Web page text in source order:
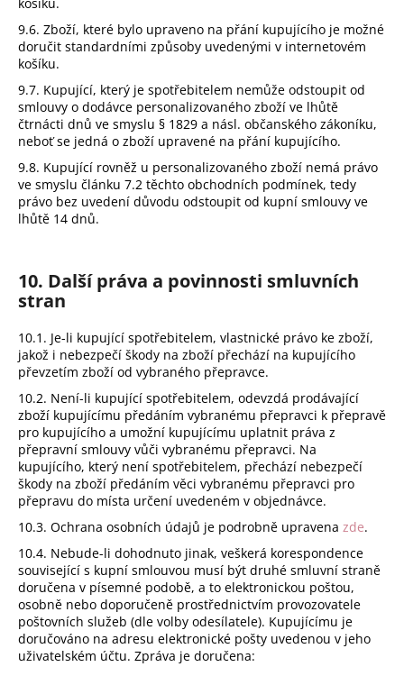
9.6. Zboží, které bylo upraveno na přání kupujícího je možné
doručit standardními způsoby uvedenými v internetovém
košíku.
9.7. Kupující, který je spotřebitelem nemůže odstoupit od
smlouvy o dodávce personalizovaného zboží ve lhůtě
čtrnácti dnů ve smyslu § 1829 a násl. občanského zákoníku,
neboť se jedná o zboží upravené na přání kupujícího.
9.8. Kupující rovněž u personalizovaného zboží nemá právo
ve smyslu článku 7.2 těchto obchodních podmínek, tedy
právo bez uvedení důvodu odstoupit od kupní smlouvy ve
lhůtě 14 dnů.
10. Další práva a povinnosti smluvních
stran
10.1. Je-li kupující spotřebitelem, vlastnické právo ke zboží,
jakož i nebezpečí škody na zboží přechází na kupujícího
převzetím zboží od vybraného přepravce.
10.2. Není-li kupující spotřebitelem, odevzdá prodávající
zboží kupujícímu předáním vybranému přepravci k přepravě
pro kupujícího a umožní kupujícímu uplatnit práva z
přepravní smlouvy vůči vybranému přepravci. Na
kupujícího, který není spotřebitelem, přechází nebezpečí
škody na zboží předáním věci vybranému přepravci pro
přepravu do místa určení uvedeném v objednávce.
10.3. Ochrana osobních údajů je podrobně upravena zde.
10.4. Nebude-li dohodnuto jinak, veškerá korespondence
související s kupní smlouvou musí být druhé smluvní straně
doručena v písemné podobě, a to elektronickou poštou,
osobně nebo doporučeně prostřednictvím provozovatele
poštovních služeb (dle volby odesílatele). Kupujícímu je
doručováno na adresu elektronické pošty uvedenou v jeho
uživatelském účtu. Zpráva je doručena: